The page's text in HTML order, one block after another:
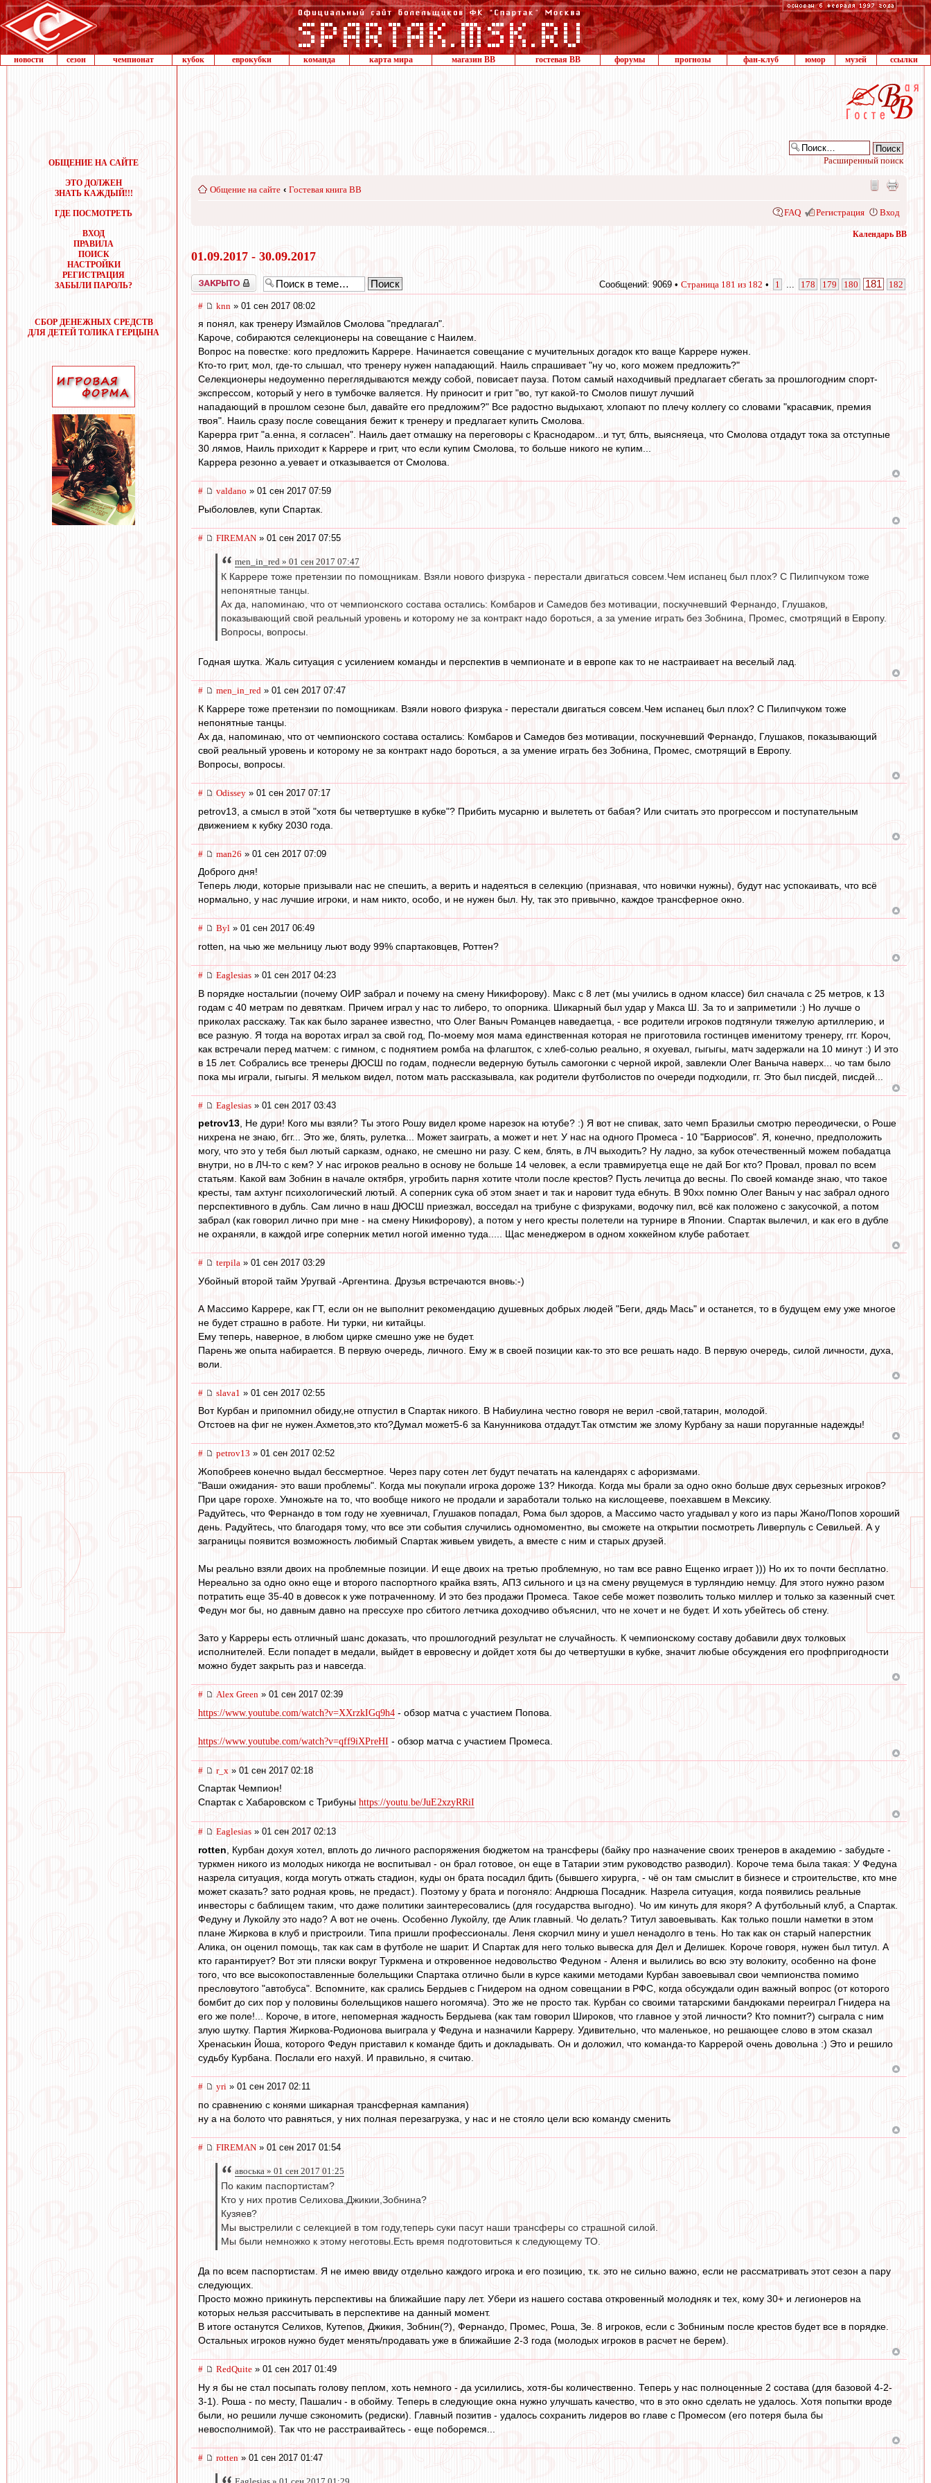
новости сезон чемпионат кубок еврокубки команда карта мира магазин ВВ гостевая ВВ форумы прогнозы фан-клуб юмор музей ссылки
ОБЩЕНИЕ НА САЙТЕ
ЭТО ДОЛЖЕН
ЗНАТЬ КАЖДЫЙ!!!
ГДЕ ПОСМОТРЕТЬ
ВХОД
ПРАВИЛА
ПОИСК
НАСТРОЙКИ
РЕГИСТРАЦИЯ
ЗАБЫЛИ ПАРОЛЬ?
СБОР ДЕНЕЖНЫХ СРЕДСТВ
ДЛЯ ДЕТЕЙ ТОЛИКА ГЕРЦЫНА
Расширенный поиск
Общение на сайте ‹ Гостевая книга ВВ
FAQ Регистрация Вход
Календарь ВВ
01.09.2017 - 30.09.2017
Закрыто Сообщений: 9069 • Страница 181 из 182 • 1 178 179 180 181 182
# knn » 01 сен 2017 08:02
я понял, как тренеру Измайлов Смолова "предлагал".
Кароче, собираются селекционеры на совещание с Наилем.
Вопрос на повестке: кого предложить Каррере. Начинается совещание с мучительных догадок кто ваще Каррере нужен.
Кто-то грит, мол, где-то слышал, что тренеру нужен нападающий. Наиль спрашивает "ну чо, кого можем предложить?"
Селекционеры недоуменно переглядываются между собой, повисает пауза. Потом самый находчивый предлагает сбегать за прошлогодним спорт-
экспрессом, который у него в тумбочке валяется. Ну приносит и грит "во, тут какой-то Смолов пишут лучший
нападающий в прошлом сезоне был, давайте его предложим?" Все радостно выдыхают, хлопают по плечу коллегу со словами "красавчик, премия
твоя". Наиль сразу после совещания бежит к тренеру и предлагает купить Смолова.
Карерра грит "а.енна, я согласен". Наиль дает отмашку на переговоры с Краснодаром...и тут, блть, выясняеца, что Смолова отдадут тока за отступные
30 лямов, Наиль приходит к Каррере и грит, что если купим Смолова, то больше никого не купим...
Каррера резонно а.уевает и отказывается от Смолова.
# valdano » 01 сен 2017 07:59
Рыболовлев, купи Спартак.
# FIREMAN » 01 сен 2017 07:55
men_in_red » 01 сен 2017 07:47
К Каррере тоже претензии по помощникам. Взяли нового физрука - перестали двигаться совсем.Чем испанец был плох? С Пилипчуком тоже
непонятные танцы.
Ах да, напоминаю, что от чемпионского состава остались: Комбаров и Самедов без мотивации, поскучневший Фернандо, Глушаков,
показывающий свой реальный уровень и которому не за контракт надо бороться, а за умение играть без Зобнина, Промес, смотрящий в Европу.
Вопросы, вопросы.
Годная шутка. Жаль ситуация с усилением команды и перспектив в чемпионате и в европе как то не настраивает на веселый лад.
# men_in_red » 01 сен 2017 07:47
К Каррере тоже претензии по помощникам. Взяли нового физрука - перестали двигаться совсем.Чем испанец был плох? С Пилипчуком тоже
непонятные танцы.
Ах да, напоминаю, что от чемпионского состава остались: Комбаров и Самедов без мотивации, поскучневший Фернандо, Глушаков, показывающий
свой реальный уровень и которому не за контракт надо бороться, а за умение играть без Зобнина, Промес, смотрящий в Европу.
Вопросы, вопросы.
# Odissey » 01 сен 2017 07:17
petrov13, а смысл в этой "хотя бы четвертушке в кубке"? Прибить мусарню и вылететь от бабая? Или считать это прогрессом и поступательным
движением к кубку 2030 года.
# man26 » 01 сен 2017 07:09
Доброго дня!
Теперь люди, которые призывали нас не спешить, а верить и надеяться в селекцию (признавая, что новички нужны), будут нас успокаивать, что всё
нормально, у нас лучшие игроки, и нам никто, особо, и не нужен был. Ну, так это привычно, каждое трансферное окно.
# Byl » 01 сен 2017 06:49
rotten, на чью же мельницу льют воду 99% спартаковцев, Роттен?
# Eaglesias » 01 сен 2017 04:23
В порядке ностальгии (почему ОИР забрал и почему на смену Никифорову). Макс с 8 лет (мы учились в одном классе) бил сначала с 25 метров, к 13
годам с 40 метрам по девяткам. Причем играл у нас то либеро, то опорника. Шикарный был удар у Макса Ш. За то и заприметили :) Но лучше о
приколах расскажу. Так как было заранее известно, что Олег Ваныч Романцев наведаетца, - все родители игроков подтянули тяжелую артиллерию, и
все разную. Я тогда на воротах играл за свой год, По-моему моя мама единственная которая не приготовила гостинцев именитому тренеру, ггг. Короч,
как встречали перед матчем: с гимном, с поднятием ромба на флагшток, с хлеб-солью реально, я охуевал, гыгыгы, матч задержали на 10 минут :) И это
в 15 лет. Собрались все тренеры ДЮСШ по годам, поднесли ведерную бутыль самогонки с черной икрой, завлекли Олег Ваныча наверх... чо там было
пока мы играли, гыгыгы. Я мельком видел, потом мать рассказывала, как родители футболистов по очереди подходили, гг. Это был писдей, писдей...
# Eaglesias » 01 сен 2017 03:43
petrov13, Не дури! Кого мы взяли? Ты этого Рошу видел кроме нарезок на ютубе? :) Я вот не спивак, зато чемп Бразильи смотрю переодически, о Роше
нихрена не знаю, бгг... Это же, блять, рулетка... Может заиграть, а может и нет. У нас на одного Промеса - 10 "Барриосов". Я, конечно, предположить
могу, что это у тебя был лютый сарказм, однако, не смешно ни разу. С кем, блять, в ЛЧ выходить? Ну ладно, за кубок отечественный можем побадатца
внутри, но в ЛЧ-то с кем? У нас игроков реально в основу не больше 14 человек, а если травмируетца еще не дай Бог кто? Провал, провал по всем
статьям. Какой вам Зобнин в начале октября, угробить парня хотите чтоли после крестов? Пусть лечитца до весны. По своей команде знаю, что такое
кресты, там ахтунг психологический лютый. А соперник сука об этом знает и так и наровит туда ебнуть. В 90хх помню Олег Ваныч у нас забрал одного
перспективного в дубль. Сам лично в наш ДЮСШ приезжал, восседал на трибуне с физруками, водочку пил, всё как положено с закусочкой, а потом
забрал (как говорил лично при мне - на смену Никифорову), а потом у него кресты полетели на турнире в Японии. Спартак вылечил, и как его в дубле
не охраняли, в каждой игре соперник метил ногой именно туда..... Щас менеджером в одном хоккейном клубе работает.
# terpila » 01 сен 2017 03:29
Убойный второй тайм Уругвай -Аргентина. Друзья встречаются вновь:-)
А Массимо Каррере, как ГТ, если он не выполнит рекомендацию душевных добрых людей "Беги, дядь Мась" и останется, то в будущем ему уже многое
не будет страшно в работе. Ни турки, ни китайцы.
Ему теперь, наверное, в любом цирке смешно уже не будет.
Парень же опыта набирается. В первую очередь, личного. Ему ж в своей позиции как-то это все решать надо. В первую очередь, силой личности, духа,
воли.
# slava1 » 01 сен 2017 02:55
Вот Курбан и припомнил обиду,не отпустил в Спартак никого. В Набиулина честно говоря не верил -свой,татарин, молодой.
Отстоев на фиг не нужен.Ахметов,это кто?Думал может5-6 за Канунникова отдадут.Так отмстим же злому Курбану за наши поруганные надежды!
# petrov13 » 01 сен 2017 02:52
Жопобреев конечно выдал бессмертное. Через пару сотен лет будут печатать на календарях с афоризмами.
"Ваши ожидания- это ваши проблемы". Когда мы покупали игрока дороже 13? Никогда. Когда мы брали за одно окно больше двух серьезных игроков?
При царе горохе. Умножьте на то, что вообще никого не продали и заработали только на кислощееве, поехавшем в Мексику.
Радуйтесь, что Фернандо в том году не хуевничал, Глушаков попадал, Рома был здоров, а Массимо часто угадывал у кого из пары Жано/Попов хороший
день. Радуйтесь, что благодаря тому, что все эти события случились одномоментно, вы сможете на открытии посмотреть Ливерпуль с Севильей. А у
заграницы появится возможность любимый Спартак живьем увидеть, а вместе с ним и старых друзей.
Мы реально взяли двоих на проблемные позиции. И еще двоих на третью проблемную, но там все равно Ещенко играет ))) Но их то почти бесплатно.
Нереально за одно окно еще и второго паспортного крайка взять, АПЗ сильного и цз на смену рвущемуся в турляндию немцу. Для этого нужно разом
потратить еще 35-40 в довесок к уже потраченному. И это без продажи Промеса. Такое себе может позволить только миллер и только за казенный счет.
Федун мог бы, но давным давно на прессухе про сбитого летчика доходчиво объяснил, что не хочет и не будет. И хоть убейтесь об стену.
Зато у Карреры есть отличный шанс доказать, что прошлогодний результат не случайность. К чемпионскому составу добавили двух толковых
исполнителей. Если попадет в медали, выйдет в евровесну и дойдет хотя бы до четвертушки в кубке, значит любые обсуждения его профпригодности
можно будет закрыть раз и навсегда.
# Alex Green » 01 сен 2017 02:39
https://www.youtube.com/watch?v=XXrzkIGq9h4 - обзор матча с участием Попова.
https://www.youtube.com/watch?v=qff9iXPreHI - обзор матча с участием Промеса.
# r_x » 01 сен 2017 02:18
Спартак Чемпион!
Спартак с Хабаровском с Трибуны https://youtu.be/JuE2xzyRRiI
# Eaglesias » 01 сен 2017 02:13
rotten , Курбан дохуя хотел, вплоть до личного распоряжения бюджетом на трансферы (байку про назначение своих тренеров в академию - забудьте -
туркмен никого из молодых никогда не воспитывал - он брал готовое, он еще в Татарии этим руководство разводил). Короче тема была такая: У Федуна
назрела ситуация, когда могуть отжать стадион, куды он брата посадил бдить (бывшего хирурга, - чё он там смыслит в бизнесе и строительстве, кто мне
может сказать? зато родная кровь, не предаст.). Поэтому у брата и погоняло: Андрюша Посадник. Назрела ситуация, когда появились реальные
инвесторы с баблищем таким, что даже политики заинтересовались (для государства выгодно). Чо им кинуть для якоря? А футбольный клуб, а Спартак.
Федуну и Лукойлу это надо? А вот не очень. Особенно Лукойлу, где Алик главный. Чо делать? Титул завоевывать. Как только пошли наметки в этом
плане Жиркова в клуб и пристроили. Типа пришли профессионалы. Леня скорчил мину и ушел ненадолго в тень. Но так как он старый наперстник
Алика, он оценил помощь, так как сам в футболе не шарит. И Спартак для него только вывеска для Дел и Делишек. Короче говоря, нужен был титул. А
кто гарантирует? Вот эти пляски вокруг Туркмена и откровенное недовольство Федуном - Аленя и вылились во всю эту волокиту, особенно на фоне
того, что все высокопоставленные болельщики Спартака отлично были в курсе какими методами Курбан завоевывал свои чемпионства помимо
пресловутого "автобуса". Вспомните, как срались Бердыев с Гнидером на одном совещании в РФС, когда обсуждали один важный вопрос (от которого
бомбит до сих пор у половины болельщиков нашего ногомяча). Это же не просто так. Курбан со своими татарскими бандюками переиграл Гнидера на
его же поле!... Короче, в итоге, непомерная жадность Бердыева (как там говорил Широков, что главное у этой личности? Кто помнит?) сыграла с ним
злую шутку. Партия Жиркова-Родионова выиграла у Федуна и назначили Карреру. Удивительно, что маленькое, но решающее слово в этом сказал
Хренаськин Йоша, которого Федун приставил к команде бдить и докладывать. Он и доложил, что команда-то Каррерой очень довольна :) Это и решило
судьбу Курбана. Послали его нахуй. И правильно, я считаю.
# yri » 01 сен 2017 02:11
по сравнению с конями шикарная трансферная кампания)
ну а на болото что равняться, у них полная перезагрузка, у нас и не стояло цели всю команду сменить
# FIREMAN » 01 сен 2017 01:54
авоська » 01 сен 2017 01:25
По каким паспортистам?
Кто у них против Селихова,Джикии,Зобнина?
Кузяев?
Мы выстрелили с селекцией в том году,теперь суки пасут наши трансферы со страшной силой.
Мы были немножко к этому неготовы.Есть время подготовиться к следующему ТО.
Да по всем паспортистам. Я не имею ввиду отдельно каждого игрока и его позицию, т.к. это не сильно важно, если не рассматривать этот сезон а пару
следующих.
Просто можно прикинуть перспективы на ближайшие пару лет. Убери из нашего состава откровенный молодняк и тех, кому 30+ и легионеров на
которых нельзя рассчитывать в перспективе на данный момент.
В итоге останутся Селихов, Кутепов, Джикия, Зобнин(?), Фернандо, Промес, Роша, Зе. 8 игроков, если с Зобниным после крестов будет все в порядке.
Остальных игроков нужно будет менять/продавать уже в ближайшие 2-3 года (молодых игроков в расчет не берем).
# RedQuite » 01 сен 2017 01:49
Ну я бы не стал посыпать голову пеплом, хоть немного - да усилились, хотя-бы количественно. Теперь у нас полноценные 2 состава (для базовой 4-2-
3-1). Роша - по месту, Пашалич - в обойму. Теперь в следующие окна нужно улучшать качество, что в это окно сделать не удалось. Хотя попытки вроде
были, но решили лучше сэкономить (редиски). Главный позитив - удалось сохранить лидеров во главе с Промесом (его потеря была бы
невосполнимой). Так что не расстраивайтесь - еще поборемся...
# rotten » 01 сен 2017 01:47